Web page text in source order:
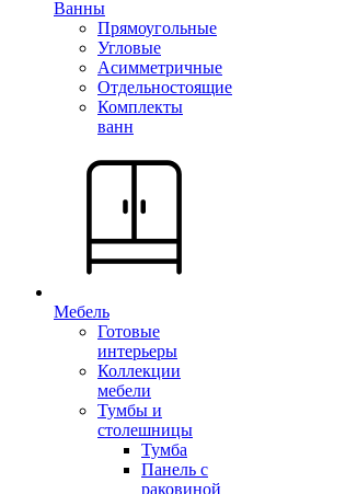
Ванны
Прямоугольные
Угловые
Асимметричные
Отдельностоящие
Комплекты
ванн
Мебель
Готовые
интерьеры
Коллекции
мебели
Тумбы и
столешницы
Тумба
Панель с
раковиной